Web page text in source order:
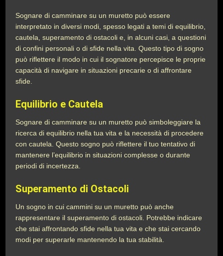
Sognare di camminare su un muretto può essere
interpretato in diversi modi, spesso legati a temi di equilibrio,
cautela, superamento di ostacoli e, in alcuni casi, a questioni
di confini personali o di sfide nella vita. Questo tipo di sogno
può riflettere il modo in cui il sognatore percepisce le proprie
capacità di navigare in situazioni precarie o di affrontare
sfide.
Equilibrio e Cautela
Sognare di camminare su un muretto può simboleggiare la
ricerca di equilibrio nella tua vita e la necessità di procedere
con cautela. Questo sogno può riflettere il tuo tentativo di
mantenere l’equilibrio in situazioni complesse o durante
periodi di incertezza.
Superamento di Ostacoli
Un sogno in cui cammini su un muretto può anche
rappresentare il superamento di ostacoli. Potrebbe indicare
che stai affrontando sfide nella tua vita e che stai cercando
modi per superarle mantenendo la tua stabilità.